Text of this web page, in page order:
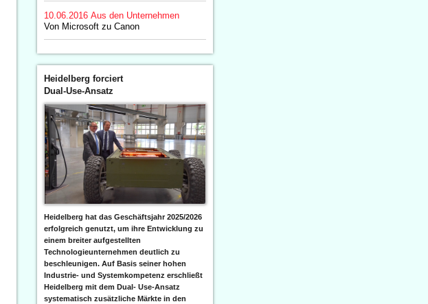
10.06.2016 Aus den Unternehmen
Von Microsoft zu Canon
Heidelberg forciert
Dual-Use-Ansatz
Heidelberg hat das Geschäftsjahr 2025/2026
erfolgreich genutzt, um ihre Entwicklung zu
einem breiter aufgestellten
Technologieunternehmen deutlich zu
beschleunigen. Auf Basis seiner hohen
Industrie- und Systemkompetenz erschließt
Heidelberg mit dem Dual- Use-Ansatz
systematisch zusätzliche Märkte in den